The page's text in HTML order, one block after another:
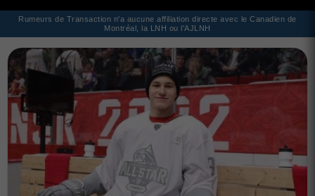
Rumeurs de Transaction n'a aucune affiliation directe avec le Canadien de
Montréal, la LNH ou l'AJLNH